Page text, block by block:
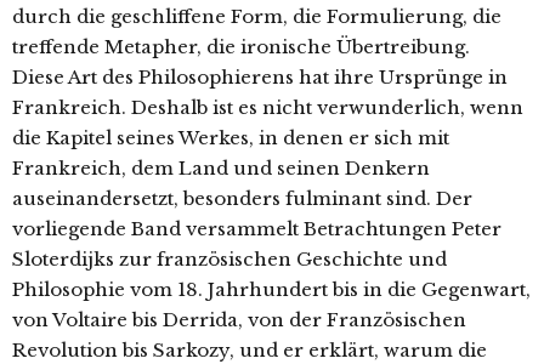
durch die geschliffene Form, die Formulierung, die
treffende Metapher, die ironische Übertreibung.
Diese Art des Philosophierens hat ihre Ursprünge in
Frankreich. Deshalb ist es nicht verwunderlich, wenn
die Kapitel seines Werkes, in denen er sich mit
Frankreich, dem Land und seinen Denkern
auseinandersetzt, besonders fulminant sind. Der
vorliegende Band versammelt Betrachtungen Peter
Sloterdijks zur französischen Geschichte und
Philosophie vom 18. Jahrhundert bis in die Gegenwart,
von Voltaire bis Derrida, von der Französischen
Revolution bis Sarkozy, und er erklärt, warum die